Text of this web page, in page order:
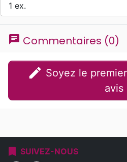
1 ex.
chat Commentaires (0)
edit
avis
bookmark SUIVEZ-NOUS